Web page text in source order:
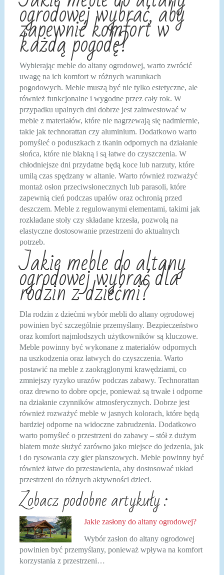
ogrodowej wybrać, aby
zapewnić komfort w
każdą pogodę?
Wybierając meble do altany ogrodowej, warto zwrócić
uwagę na ich komfort w różnych warunkach
pogodowych. Meble muszą być nie tylko estetyczne, ale
również funkcjonalne i wygodne przez cały rok. W
przypadku upalnych dni dobrze jest zainwestować w
meble z materiałów, które nie nagrzewają się nadmiernie,
takie jak technorattan czy aluminium. Dodatkowo warto
pomyśleć o poduszkach z tkanin odpornych na działanie
słońca, które nie blakną i są łatwe do czyszczenia. W
chłodniejsze dni przydatne będą koce lub narzuty, które
umilą czas spędzany w altanie. Warto również rozważyć
montaż osłon przeciwsłonecznych lub parasoli, które
zapewnią cień podczas upałów oraz ochronią przed
deszczem. Meble z regulowanymi elementami, takimi jak
rozkładane stoły czy składane krzesła, pozwolą na
elastyczne dostosowanie przestrzeni do aktualnych
potrzeb.
Jakie meble do altany
ogrodowej wybrać dla
rodzin z dziećmi?
Dla rodzin z dziećmi wybór mebli do altany ogrodowej
powinien być szczególnie przemyślany. Bezpieczeństwo
oraz komfort najmłodszych użytkowników są kluczowe.
Meble powinny być wykonane z materiałów odpornych
na uszkodzenia oraz łatwych do czyszczenia. Warto
postawić na meble z zaokrąglonymi krawędziami, co
zmniejszy ryzyko urazów podczas zabawy. Technorattan
oraz drewno to dobre opcje, ponieważ są trwałe i odporne
na działanie czynników atmosferycznych. Dobrze jest
również rozważyć meble w jasnych kolorach, które będą
bardziej odporne na widoczne zabrudzenia. Dodatkowo
warto pomyśleć o przestrzeni do zabawy – stół z dużym
blatem może służyć zarówno jako miejsce do jedzenia, jak
i do rysowania czy gier planszowych. Meble powinny być
również łatwe do przestawienia, aby dostosować układ
przestrzeni do różnych aktywności dzieci.
Zobacz podobne artykuły :
Jakie zasłony do altany ogrodowej?
Wybór zasłon do altany ogrodowej
powinien być przemyślany, ponieważ wpływa na komfort
korzystania z przestrzeni…